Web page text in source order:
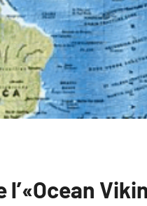
l’«Ocean